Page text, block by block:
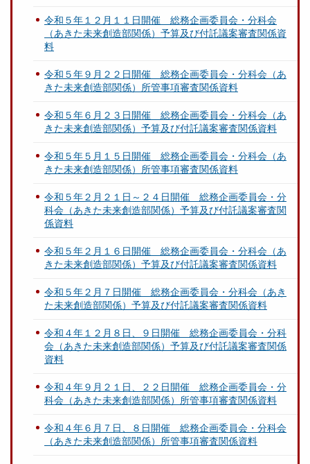
令和５年１２月１１日開催 総務企画委員会・分科会
（あきた未来創造部関係）予算及び付託議案審査関係資
料
令和５年９月２２日開催 総務企画委員会・分科会（あ
きた未来創造部関係）所管事項審査関係資料
令和５年６月２３日開催 総務企画委員会・分科会（あ
きた未来創造部関係）予算及び付託議案審査関係資料
令和５年５月１５日開催 総務企画委員会・分科会（あ
きた未来創造部関係）所管事項審査関係資料
令和５年２月２１日～２４日開催 総務企画委員会・分
科会（あきた未来創造部関係）予算及び付託議案審査関
係資料
令和５年２月１６日開催 総務企画委員会・分科会（あ
きた未来創造部関係）予算及び付託議案審査関係資料
令和５年２月７日開催 総務企画委員会・分科会（あき
た未来創造部関係）予算及び付託議案審査関係資料
令和４年１２月８日、９日開催 総務企画委員会・分科
会（あきた未来創造部関係）予算及び付託議案審査関係
資料
令和４年９月２１日、２２日開催 総務企画委員会・分
科会（あきた未来創造部関係）所管事項審査関係資料
令和４年６月７日、８日開催 総務企画委員会・分科会
（あきた未来創造部関係）所管事項審査関係資料